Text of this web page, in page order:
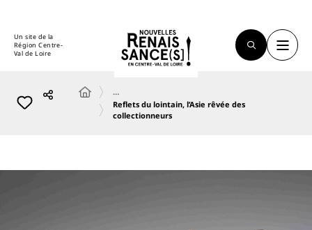
Un site de la
Région Centre-
Val de Loire
…
Reflets du lointain, l’Asie rêvée des
collectionneurs